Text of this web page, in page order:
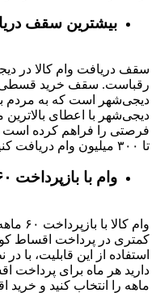
بیشترین سقف
سقف دریافت وام کالا در
دیجی‌شهر است که به مردم
دیجی‌شهر با اعطای بالاترین
فرصتی را فراهم کرده است تا
تا ۳۰۰ میلیون وام دریافت کنید و خرید اعتباری خود را انجام دهید.
وام با بازپرداخت ۶۰ ماهه
وام
کمتری در پرداخت اقساط
استفاده از این قابلیت، با
ماهه را انتخاب کنید و خرید